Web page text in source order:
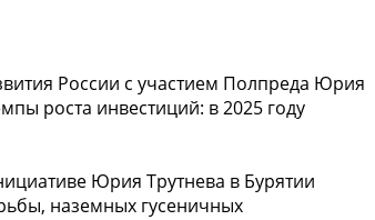
России с участием Полпреда Юрия
роста инвестиций: в 2025 году
Юрия Трутнева в Бурятии
наземных гусеничных